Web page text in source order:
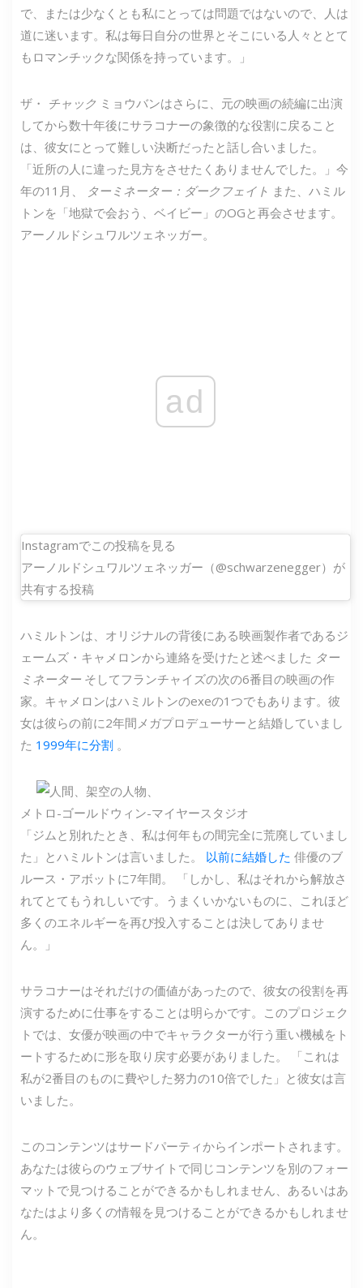
で、または少なくとも私にとっては問題ではないので、人は
道に迷います。私は毎日自分の世界とそこにいる人々ととて
もロマンチックな関係を持っています。」
ザ・ チャック ミョウバンはさらに、元の映画の続編に出演
してから数十年後にサラコナーの象徴的な役割に戻ること
は、彼女にとって難しい決断だったと話し合いました。
「近所の人に違った見方をさせたくありませんでした。」今
年の11月、
ターミネーター：ダークフェイト また、ハミル
トンを「地獄で会おう、ベイビー」のOGと再会させます。
アーノルドシュワルツェネッガー。
ad
Instagramでこの投稿を見る
アーノルドシュワルツェネッガー（@schwarzenegger）が
共有する投稿
ハミルトンは、オリジナルの背後にある映画製作者であるジ
ェームズ・キャメロンから連絡を受けたと述べました ター
ミネーター そしてフランチャイズの次の6番目の映画の作
家。キャメロンはハミルトンのexeの1つでもあります。彼
女は彼らの前に2年間メガプロデューサーと結婚していまし
た 1999年に分割 。
メトロ-ゴールドウィン-マイヤースタジオ
「ジムと別れたとき、私は何年もの間完全に荒廃していまし
た」とハミルトンは言いました。 以前に結婚した 俳優のブ
ルース・アボットに7年間。 「しかし、私はそれから解放さ
れてとてもうれしいです。うまくいかないものに、これほど
多くのエネルギーを再び投入することは決してありませ
ん。」
サラコナーはそれだけの価値があったので、彼女の役割を再
演するために仕事をすることは明らかです。このプロジェク
トでは、女優が映画の中でキャラクターが行う重い機械をト
ートするために形を取り戻す必要がありました。 「これは
私が2番目のものに費やした努力の10倍でした」と彼女は言
いました。
このコンテンツはサードパーティからインポートされます。
あなたは彼らのウェブサイトで同じコンテンツを別のフォー
マットで見つけることができるかもしれません、あるいはあ
なたはより多くの情報を見つけることができるかもしれませ
ん。